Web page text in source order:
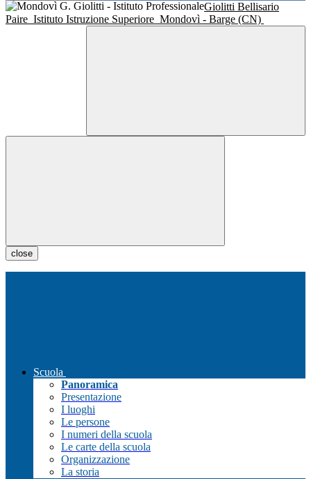
Giolitti Bellisario
Paire Istituto Istruzione Superiore Mondovì - Barge (CN)
close
Scuola
Panoramica
Presentazione
I luoghi
Le persone
I numeri della scuola
Le carte della scuola
Organizzazione
La storia